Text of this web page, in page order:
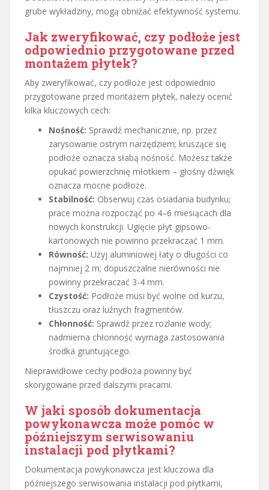
grube wykładziny, mogą obniżać efektywność systemu.
Jak zweryfikować, czy podłoże jest
odpowiednio przygotowane przed
montażem płytek?
Aby zweryfikować, czy podłoże jest odpowiednio
przygotowane przed montażem płytek, należy ocenić
kilka kluczowych cech:
Nośność: Sprawdź mechanicznie, np. przez
zarysowanie ostrym narzędziem; kruszące się
podłoże oznacza słabą nośność. Możesz także
opukać powierzchnię młotkiem – głośny dźwięk
oznacza mocne podłoże.
Stabilność: Obserwuj czas osiadania budynku;
prace można rozpocząć po 4–6 miesiącach dla
nowych konstrukcji. Ugięcie płyt gipsowo-
kartonowych nie powinno przekraczać 1 mm.
Równość: Użyj aluminiowej łaty o długości co
najmniej 2 m; dopuszczalne nierówności nie
powinny przekraczać 3-4 mm.
Czystość: Podłoże musi być wolne od kurzu,
tłuszczu oraz luźnych fragmentów.
Chłonność: Sprawdź przez rozlanie wody;
nadmierna chłonność wymaga zastosowania
środka gruntującego.
Nieprawidłowe cechy podłoża powinny być
skorygowane przed dalszymi pracami.
W jaki sposób dokumentacja
powykonawcza może pomóc w
późniejszym serwisowaniu
instalacji pod płytkami?
Dokumentacja powykonawcza jest kluczowa dla
późniejszego serwisowania instalacji pod płytkami,